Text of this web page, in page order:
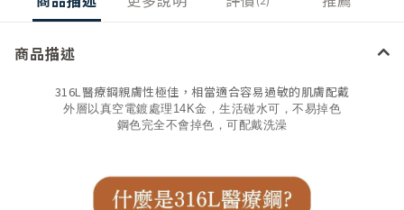
商品描述
316L醫療鋼親膚性極佳，相當適合容易過敏的肌膚配戴
外層以真空電鍍處理14K金，生活碰水可，不易掉色
鋼色完全不會掉色，可配戴洗澡